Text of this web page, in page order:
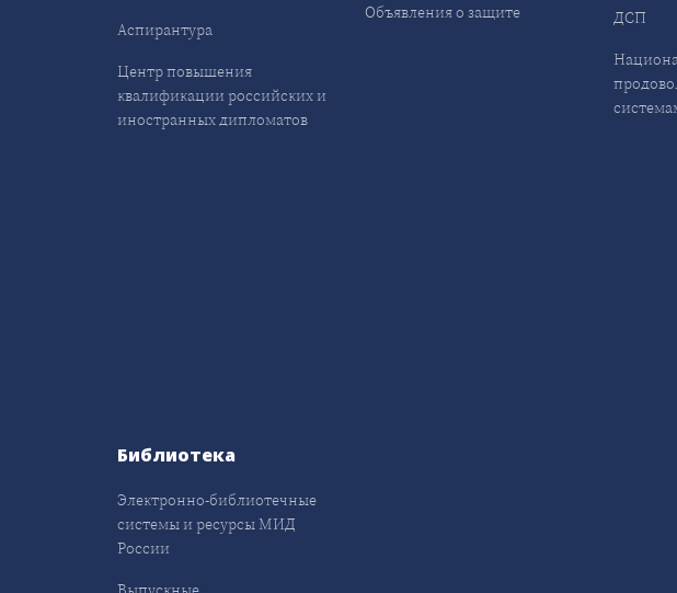
Аспирантура
Центр повышения
квалификации российских и
иностранных дипломатов
Объявления о защите
ДСП
Библиотека
Электронно-библиотечные
системы и ресурсы МИД
России